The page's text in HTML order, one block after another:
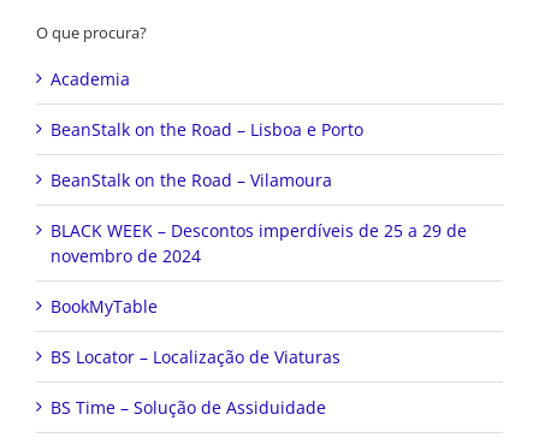
O que procura?
Academia
BeanStalk on the Road – Lisboa e Porto
BeanStalk on the Road – Vilamoura
BLACK WEEK – Descontos imperdíveis de 25 a 29 de
novembro de 2024
BookMyTable
BS Locator – Localização de Viaturas
BS Time – Solução de Assiduidade